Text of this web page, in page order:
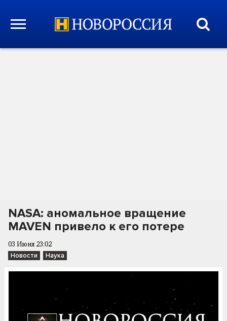
NASA: аномальное вращение
MAVEN привело к его потере
03 Июня 23:02
Новости Наука